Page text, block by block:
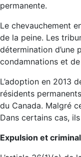
permanente.
Le chevauchement
de la peine. Les
détermination d’une
condamnations et
L’adoption en 2013
résidents
du Canada. Malgré
Dans certains cas,
Expulsion et